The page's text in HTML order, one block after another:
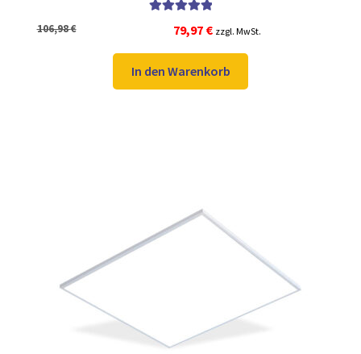
von 5
106,98€
Ursprünglicher
Preis
war:
106,98 €
79,97 €Aktueller
Preis
ist:
79,97 €.
zzgl. MwSt.
In den Warenkorb